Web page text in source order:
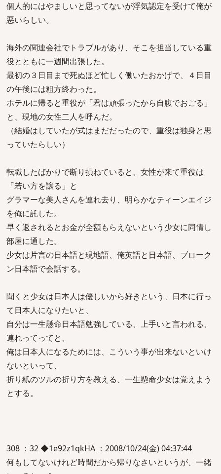
個人的にはやましいと思ってないが浮気認定を受けて俺が
悪いらしい。
海外の関連会社でトラブルがあり、そこを担当している重
役とともに一週間出張した。
最初の３日目まで死ぬほど忙しく働いたおかげで、４日目
の午後には粗方終わった。
ホテルに帰ると重役が「君は頑張ったから自腹でおごる」
と、現地の女性二人を呼んだ。
（結婚はしていたが式はまだだったので、重役は独身と思
っていたらしい）
転職したばかりで断り損ねていると、女性が来て重役は
「若い方を譲る」と
グラマーな美人さんを連れ去り、明らかなティーンエイジ
を俺に託した。
早く返されるとお金が全額もらえないという少女に同情し
部屋に通した。
少女は片言の日本語と現地語、俺英語と日本語、ブローク
ン日本語で会話する。
聞くと少女は日本人は優しいから好きという、日本に行っ
て日本人になりたいと、
自分は一生懸命日本語勉強している、上手いと言われる、
連れってってと、
俺は日本人になるためには、こういう事が出来ないといけ
ないといって、
折り紙のツルの折り方を教える、一生懸命少女は覚えよう
とする。
308 ：32 ◆1e92z1qkHA ：2008/10/24(金) 04:37:44
何もしてないけれど時間だから帰りなさいというが、一緒